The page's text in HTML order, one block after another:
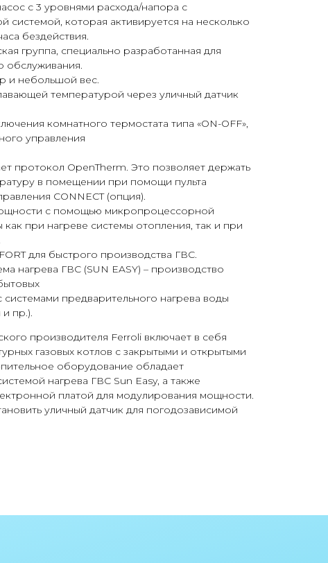
с 3 уровнями расхода/напора с
системой, которая активируется на несколько
бездействия.
группа, специально разработанная для
обслуживания.
и небольшой вес.
температурой через уличный датчик
комнатного термостата типа «ON-OFF»,
управления
протокол OpenTherm. Это позволяет держать
в помещении при помощи пульта
CONNECT (опция).
с помощью микропроцессорной
как при нагреве системы отопления, так и при
для быстрого производства ГВС.
нагрева ГВС (SUN EASY) – производство
системами предварительного нагрева воды
пр.).
производителя Ferroli включает в себя
газовых котлов с закрытыми и открытыми
оборудование обладает
нагрева ГВС Sun Easy, а также
платой для модулирования мощности.
уличный датчик для погодозависимой